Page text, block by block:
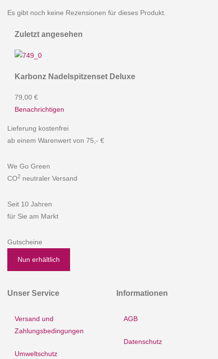
Es gibt noch keine Rezensionen für dieses Produkt.
Zuletzt angesehen
Karbonz Nadelspitzenset Deluxe
79,00 €
Benachrichtigen
Lieferung kostenfrei
ab einem Warenwert von 75,- €
We Go Green
CO2 neutraler Versand
Seit 10 Jahren
für Sie am Markt
Gutscheine
Nun erhältlich
Unser Service
Versand und
Zahlungsbedingungen
Umweltschutz
Informationen
AGB
Datenschutz